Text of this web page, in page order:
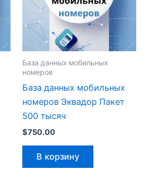
База данных мобильных
номеров
База данных мобильных
номеров Эквадор Пакет
500 тысяч
$750.00
В корзину